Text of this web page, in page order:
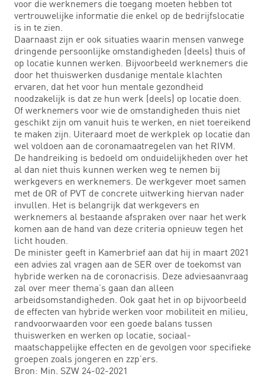
voor die werknemers die toegang moeten hebben tot
vertrouwelijke informatie die enkel op de bedrijfslocatie
is in te zien.
Daarnaast zijn er ook situaties waarin mensen vanwege
dringende persoonlijke omstandigheden (deels) thuis of
op locatie kunnen werken. Bijvoorbeeld werknemers die
door het thuiswerken dusdanige mentale klachten
ervaren, dat het voor hun mentale gezondheid
noodzakelijk is dat ze hun werk (deels) op locatie doen.
Of werknemers voor wie de omstandigheden thuis niet
geschikt zijn om vanuit huis te werken, en niet toereikend
te maken zijn. Uiteraard moet de werkplek op locatie dan
wel voldoen aan de coronamaatregelen van het RIVM.
De handreiking is bedoeld om onduidelijkheden over het
al dan niet thuis kunnen werken weg te nemen bij
werkgevers en werknemers. De werkgever moet samen
met de OR of PVT de concrete uitwerking hiervan nader
invullen. Het is belangrijk dat werkgevers en
werknemers al bestaande afspraken over naar het werk
komen aan de hand van deze criteria opnieuw tegen het
licht houden.
De minister geeft in Kamerbrief aan dat hij in maart 2021
een advies zal vragen aan de SER over de toekomst van
hybride werken na de coronacrisis. Deze adviesaanvraag
zal over meer thema’s gaan dan alleen
arbeidsomstandigheden. Ook gaat het in op bijvoorbeeld
de effecten van hybride werken voor mobiliteit en milieu,
randvoorwaarden voor een goede balans tussen
thuiswerken en werken op locatie, sociaal-
maatschappelijke effecten en de gevolgen voor specifieke
groepen zoals jongeren en zzp’ers.
Bron: Min. SZW 24-02-2021